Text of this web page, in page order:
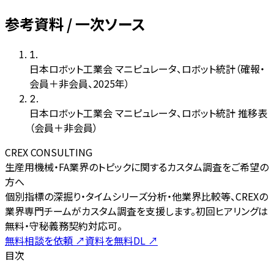
参考資料 / 一次ソース
1.
日本ロボット工業会 マニピュレータ、ロボット統計（確報・
会員＋非会員、2025年）
2.
日本ロボット工業会 マニピュレータ、ロボット統計 推移表
（会員＋非会員）
CREX CONSULTING
生産用機械・FA業界のトピックに関するカスタム調査をご希望の
方へ
個別指標の深掘り・タイムシリーズ分析・他業界比較等、CREXの
業界専門チームがカスタム調査を支援します。初回ヒアリングは
無料・守秘義務契約対応可。
無料相談を依頼 ↗資料を無料DL ↗
目次